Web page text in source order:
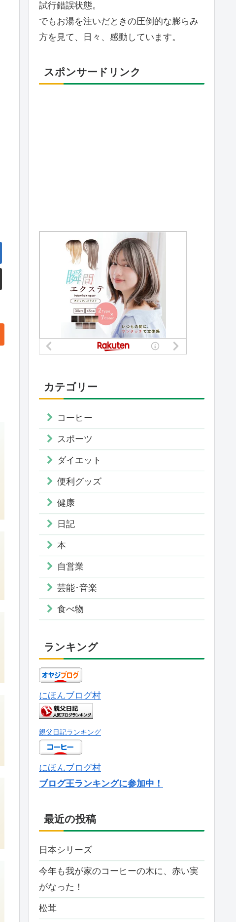
試行錯誤状態。
でもお湯を注いだときの圧倒的な膨らみ
方を見て、日々、感動しています。
スポンサードリンク
カテゴリー
コーヒー
スポーツ
ダイエット
便利グッズ
健康
日記
本
自営業
芸能･音楽
食べ物
ランキング
にほんブログ村
親父日記ランキング
にほんブログ村
ブログ王ランキングに参加中！
最近の投稿
日本シリーズ
今年も我が家のコーヒーの木に、赤い実
がなった！
松茸